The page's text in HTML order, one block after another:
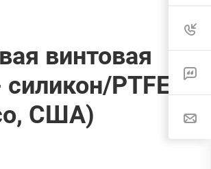
винтовая
PTFE,
США)